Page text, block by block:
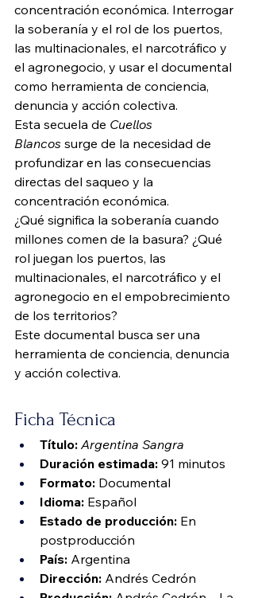
concentración económica. Interrogar
la soberanía y el rol de los puertos,
las multinacionales, el narcotráfico y
el agronegocio, y usar el documental
como herramienta de conciencia,
denuncia y acción colectiva.
Esta secuela de Cuellos
Blancos surge de la necesidad de
profundizar en las consecuencias
directas del saqueo y la
concentración económica.
¿Qué significa la soberanía cuando
millones comen de la basura? ¿Qué
rol juegan los puertos, las
multinacionales, el narcotráfico y el
agronegocio en el empobrecimiento
de los territorios?
Este documental busca ser una
herramienta de conciencia, denuncia
y acción colectiva.
Ficha Técnica
Título: Argentina Sangra
Duración estimada: 91 minutos
Formato: Documental
Idioma: Español
Estado de producción: En
postproducción
País: Argentina
Dirección: Andrés Cedrón